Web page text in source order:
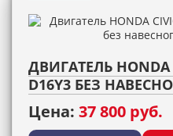
ДВИГАТЕЛЬ HONDA
D16Y3 БЕЗ
Цена: 37 800 руб.